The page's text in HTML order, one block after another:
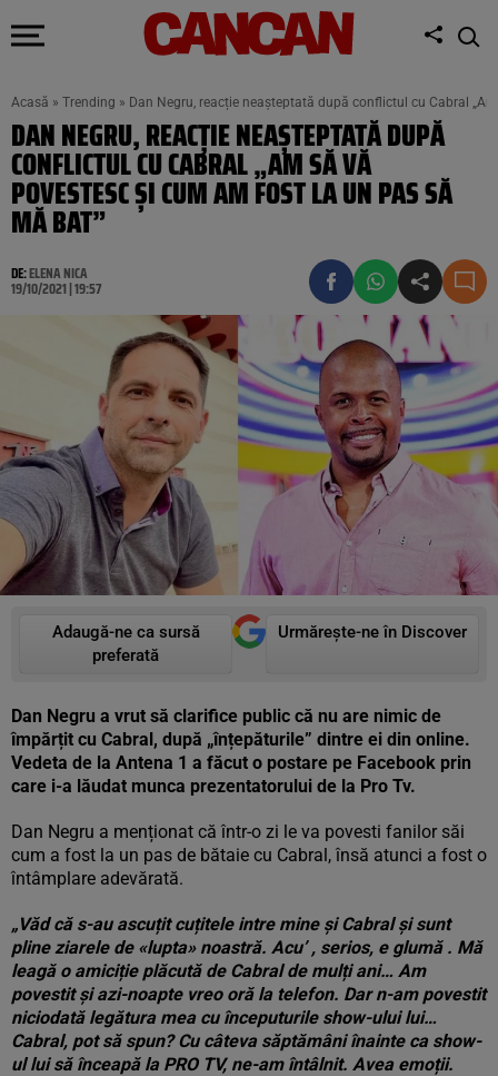
Acasă » Trending » Dan Negru, reacție neașteptată după conflictul cu Cabral
DAN NEGRU, REACȚIE NEAȘTEPTATĂ DUPĂ
CONFLICTUL CU CABRAL „AM SĂ VĂ
POVESTESC ȘI CUM AM FOST LA UN PAS SĂ
MĂ BAT”
DE:ELENA NICA
19/10/2021 | 19:57
Adaugă-ne ca sursă
preferată
Urmărește-ne în Discover
Dan Negru a vrut să clarifice public că nu are nimic de
împărțit cu Cabral, după „înțepăturile” dintre ei din online.
Vedeta de la Antena 1 a făcut o postare pe Facebook prin
care i-a lăudat munca prezentatorului de la Pro Tv.
Dan Negru a menționat că într-o zi le va povesti fanilor săi
cum a fost la un pas de bătaie cu Cabral, însă atunci a fost o
întâmplare adevărată.
„Văd că s-au ascuțit cuțitele intre mine și Cabral și sunt
pline ziarele de «lupta» noastră. Acu’ , serios, e glumă . Mă
leagă o amiciție plăcută de Cabral de mulți ani… Am
povestit și azi-noapte vreo oră la telefon. Dar n-am povestit
niciodată legătura mea cu începuturile show-ului lui…
Cabral, pot să spun? Cu câteva săptămâni înainte ca show-
ul lui să înceapă la PRO TV, ne-am întâlnit. Avea emoții.